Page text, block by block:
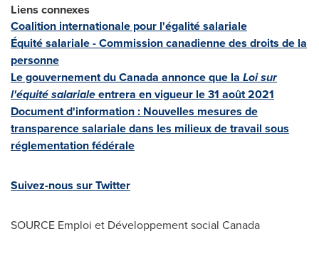
Liens connexes
Coalition internationale pour l'égalité salariale
Équité salariale - Commission canadienne des droits de la
personne
Le gouvernement duCanada annonce que la Loi sur
l'équité salarialeentrera en vigueur le 31 août 2021
Document d'information : Nouvelles mesures de
transparence salariale dans les milieux de travail sous
réglementation fédérale
Suivez-nous sur Twitter
SOURCE Emploi et Développement social Canada